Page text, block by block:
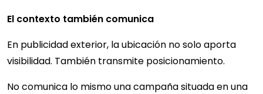
El contexto también comunica
En publicidad exterior, la ubicación no solo aporta
visibilidad. También transmite posicionamiento.
No comunica lo mismo una campaña situada en una